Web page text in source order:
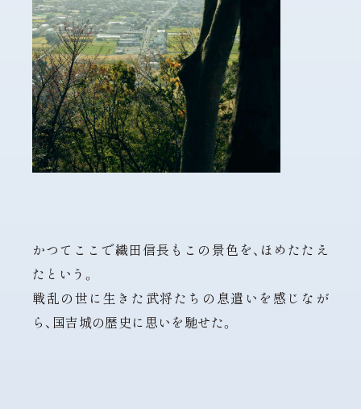
かつてここで織田信長もこの景色を、ほめたたえ
たという。
戦乱の世に生きた武将たちの息遣いを感じなが
ら、国吉城の歴史に思いを馳せた。